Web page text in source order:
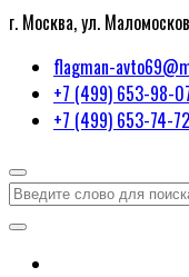
г. Москва, ул.
flagman-
+7 (499) 653-98-
+7 (499) 653-74-72